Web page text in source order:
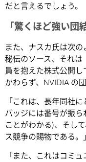
だと言えるでしょう。
「驚くほど強い団
また、ナスカ氏は次
秘伝のソース、それ
員を抱えた株式公開
かわらず、NVIDIA の
「これは、長年同社
バッジには番号が振
ことがわかる)、そし
ス競争の賜物である。」
「また、これはコミ